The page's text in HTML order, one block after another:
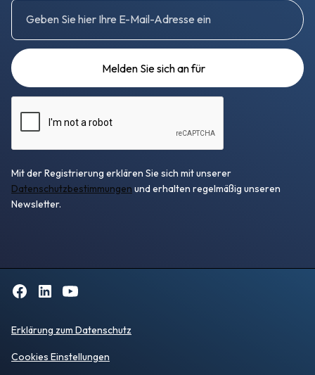
Mit der Registrierung erklären Sie sich mit unserer
Datenschutzbestimmungen und erhalten regelmäßig unseren
Newsletter.
Erklärung zum Datenschutz
Cookies Einstellungen